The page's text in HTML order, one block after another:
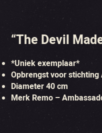
“The Devil
*Uniek exemplaar*
Opbrengst voor stichting
Diameter 40 cm
Merk Remo –